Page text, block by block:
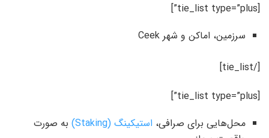
[tie_list type=”plus”]
سرزمین، اماکن و شهر Ceek
[/tie_list]
[tie_list type=”plus”]
محل‌هایی برای صرافی، استیکینگ (Staking)